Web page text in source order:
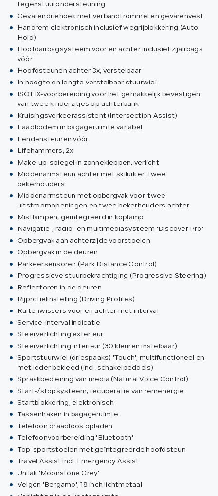
tegenstuurondersteuning
Gevarendriehoek met verbandtrommel en gevarenvest
Handrem elektronisch inclusief wegrijblokkering (Auto
Hold)
Hoofdairbagsysteem voor en achter inclusief zijairbags
vóór
Hoofdsteunen achter 3x, verstelbaar
In hoogte en lengte verstelbaar stuurwiel
ISOFIX-voorbereiding voor het gemakkelijk bevestigen
van twee kinderzitjes op achterbank
Kruisingsverkeerassistent (Intersection Assist)
Laadbodem in bagageruimte variabel
Lendensteunen vóór
Lifehammers, 2x
Make-up-spiegel in zonnekleppen, verlicht
Middenarmsteun achter met skiluik en twee
bekerhouders
Middenarmsteun met opbergvak voor, twee
uitstroomopeningen en twee bekerhouders achter
Mistlampen, geïntegreerd in koplamp
Navigatie-, radio- en multimediasysteem 'Discover Pro'
Opbergvak aan achterzijde voorstoelen
Opbergvak in de deuren
Parkeersensoren (Park Distance Control)
Progressieve stuurbekrachtiging (Progressive Steering)
Reflectoren in de deuren
Rijprofielinstelling (Driving Profiles)
Ruitenwissers voor en achter met interval
Service-interval indicatie
Sfeerverlichting exterieur
Sfeerverlichting interieur (30 kleuren instelbaar)
Sportstuurwiel (driespaaks) 'Touch', multifunctioneel en
met leder bekleed (incl. schakelpeddels)
Spraakbediening van media (Natural Voice Control)
Start-/stopsysteem, recuperatie van remenergie
Startblokkering, elektronisch
Tassenhaken in bagageruimte
Telefoon draadloos opladen
Telefoonvoorbereiding 'Bluetooth'
Top-sportstoelen met geïntegreerde hoofdsteun
Travel Assist incl. Emergency Assist
Unilak 'Moonstone Grey'
Velgen 'Bergamo', 18 inch lichtmetaal